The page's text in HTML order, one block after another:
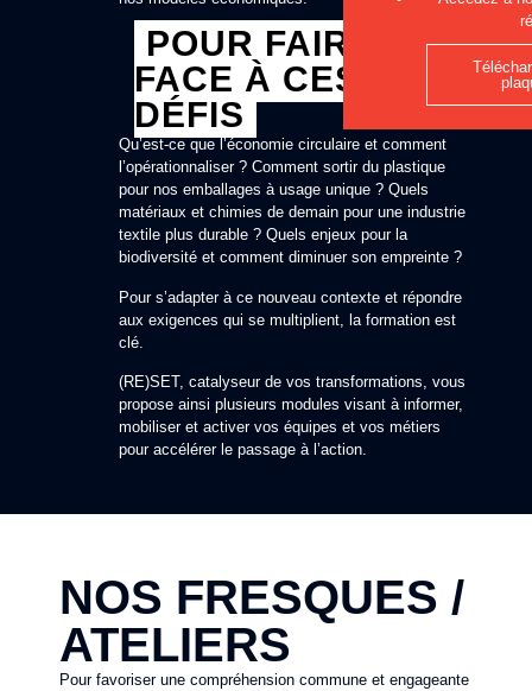
POUR FAIRE
FACE À CES
DÉFIS
Qu’est-ce que l’économie circulaire et comment
l’opérationnaliser ? Comment sortir du plastique
pour nos emballages à usage unique ? Quels
matériaux et chimies de demain pour une industrie
textile plus durable ? Quels enjeux pour la
biodiversité et comment diminuer son empreinte ?
Pour s’adapter à ce nouveau contexte et répondre
aux exigences qui se multiplient, la formation est
clé.
(RE)SET, catalyseur de vos transformations, vous
propose ainsi plusieurs modules visant à informer,
mobiliser et activer vos équipes et vos métiers
pour accélérer le passage à l’action.
NOS FRESQUES /
ATELIERS
Pour favoriser une compréhension commune et engageante